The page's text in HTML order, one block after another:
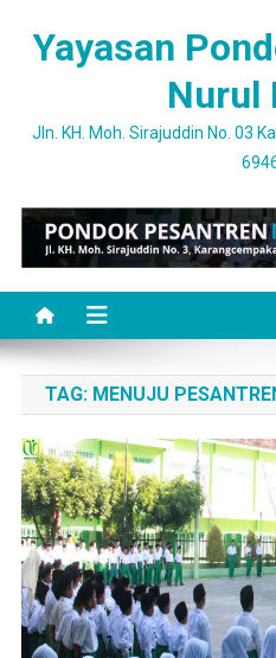
Yayasan
Nurul
Jln. KH. Moh. Sirajuddin No. 03
TAG: MENUJU